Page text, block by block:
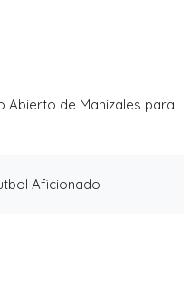
Abierto de Manizales para
Aficionado